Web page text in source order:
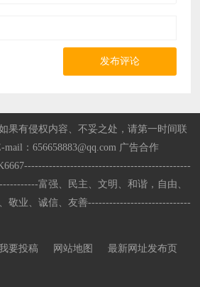
发布评论
果有侵权内容、不妥之处，请第一时间联
：656658883@qq.com 广告合作
富强、民主、文明、和谐，自由、
敬业、诚信、友善-----------------------------
要投稿 网站地图 最新网址发布页